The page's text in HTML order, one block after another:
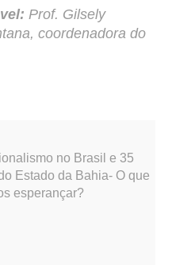
Prof. Gilsely
coordenadora do
no Brasil e 35
Estado da Bahia- O que
esperançar?